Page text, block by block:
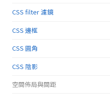
CSS filter 濾鏡
CSS 邊框
CSS 圓角
CSS 陰影
空間佈局與間距